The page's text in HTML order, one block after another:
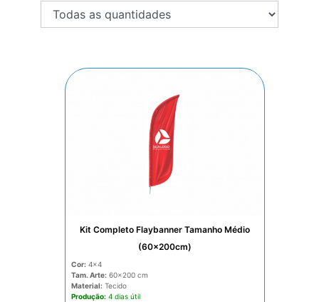
Kit Completo Flaybanner Tamanho Médio
(60x200cm)
Cor: 4x4
Tam. Arte: 60x200
Material: Tecido
Produção: 4 dias